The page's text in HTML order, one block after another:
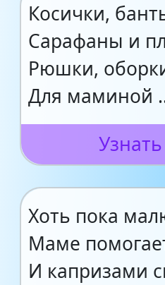
Косички,
Сарафаны и
Рюшки,
Для маминой
Хоть пока
Маме
И капризами